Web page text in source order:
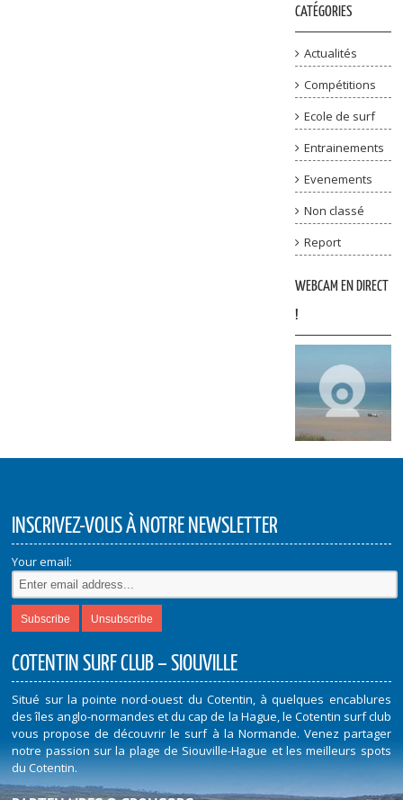
CATÉGORIES
Actualités
Compétitions
Ecole de surf
Entrainements
Evenements
Non classé
Report
WEBCAM EN DIRECT
!
INSCRIVEZ-VOUS À NOTRE NEWSLETTER
Your email:
COTENTIN SURF CLUB – SIOUVILLE
Situé sur la pointe nord-ouest du Cotentin, à quelques encablures
des îles anglo-normandes et du cap de la Hague, le Cotentin surf club
vous propose de découvrir le surf à la Normande. Venez partager
notre passion sur la plage de Siouville-Hague et les meilleurs spots
du Cotentin.